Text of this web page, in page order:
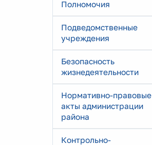
Полномочия
Подведомственные
учреждения
Безопасность
жизнедеятельности
Нормативно-правовые
акты администрации
района
Контрольно-